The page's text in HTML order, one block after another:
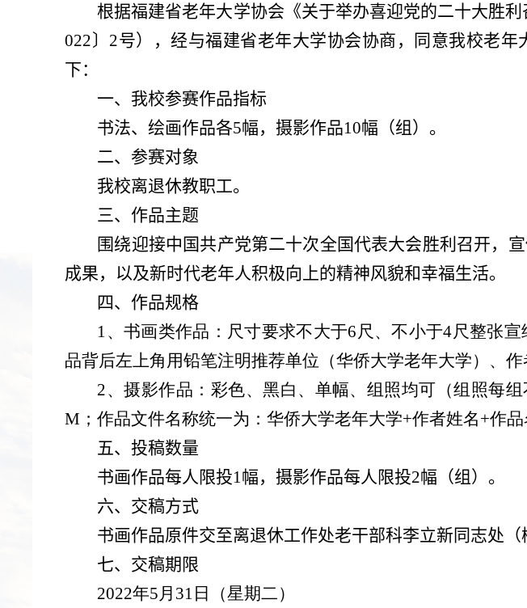
根据福建省老年大学协会《关于举办喜迎党的二十大胜
022〕 2号），经与福建省老年大学协会协商，同意我校老
下：
一、我校参赛作品指标
书法、绘画作品各5幅，摄影作品10幅（组）。
二、参赛对象
我校离退休教职工。
三、作品主题
围绕迎接中国共产党第二十次全国代表大会胜利召开，
成果，以及新时代老年人积极向上的精神风貌和幸福生活。
四、作品规格
1、书画类作品：尺寸要求不大于6尺、不小于4尺整张
品背后左上角用铅笔注明推荐单位（华侨大学老年大学）、作
2、摄影作品：彩色、黑白、单幅、组照均可（组照每组
M ；作品文件名称统一为：华侨大学老年大学+作者姓名+作品
五、投稿数量
书画作品每人限投1幅，摄影作品每人限投2幅（组）。
六、交稿方式
书画作品原件交至离退休工作处老干部科李立新同志处（
七、交稿期限
2022年5月 31 日（星期二）